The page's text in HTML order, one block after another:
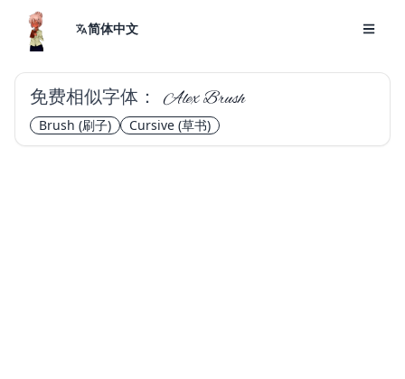
简体中文
免费相似字体： Alex Brush
Brush (刷子) Cursive (草书)